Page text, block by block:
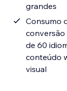
grandes
Consumo de
conversão
de 60
conteúdo
visual